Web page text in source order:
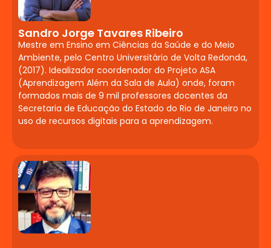
Desafios da Neuropsicopedagogia clínica
e institucional. Atitude investigativa.
Elaboração de Plano de Intervenção a
partir do projeto de pesquisa. Critérios de
avaliação e seminário de apresentação.
Sandro Jorge Tavares Ribeiro
Mestre em Ensino em Ciências da Saúde e do Meio
Ambiente, pelo Centro Universitário de Volta Redonda,
(2017). Idealizador coordenador do Projeto ASA
(Aprendizagem Além da Sala de Aula) onde, foram
formados mais de 9 mil professores docentes da
Secretaria de Educação do Estado do Rio de Janeiro no
uso de recursos digitais para a aprendizagem.